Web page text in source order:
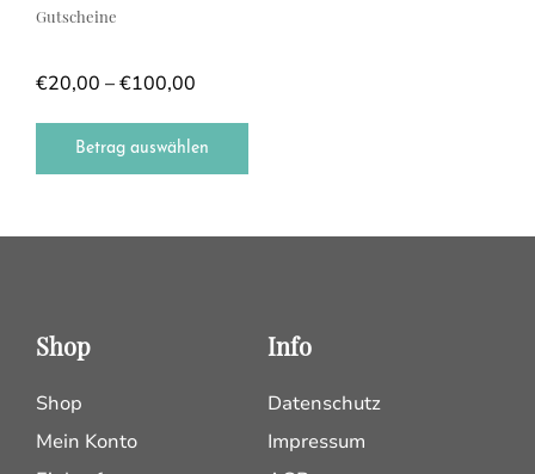
Gutscheine
€20,00 –€100,00
Betrag auswählen
Shop
Shop
Mein Konto
Info
Datenschutz
Impressum